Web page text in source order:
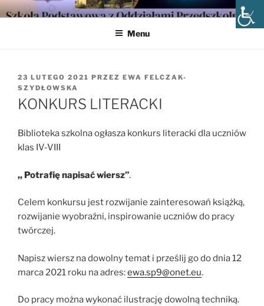
Przejdź
do
SZKOŁA PODSTAWOWA NR 9
W INOWROCŁAWIU
Menu
OPUBLIKOWANE
W
23 LUTEGO 2021 PRZEZ EWA FELCZAK-
SZYDŁOWSKA
KONKURS LITERACKI
Biblioteka szkolna ogłasza konkurs literacki dla uczniów
klas IV-VIII
,, Potrafię napisać wiersz”.
Celem konkursu jest rozwijanie zainteresowań książką,
rozwijanie wyobraźni, inspirowanie uczniów do pracy
twórczej.
Napisz wiersz na dowolny temat i prześlij go do dnia 12
marca 2021 roku na adres:ewa.sp9@onet.eu.
Do pracy można wykonać ilustrację dowolną techniką.